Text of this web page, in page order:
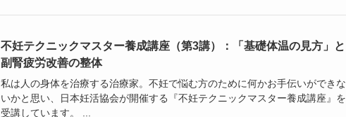
不妊テクニックマスター養成講座（第3講）：「基礎体温の見方」と
副腎疲労改善の整体
私は人の身体を治療する治療家。不妊で悩む方のために何かお手伝いができな
いかと思い、日本妊活協会が開催する『不妊テクニックマスター養成講座』を
受講しています。 ...